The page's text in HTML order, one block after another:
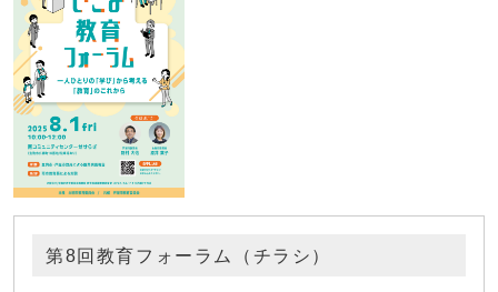
第8回教育フォーラム（チラシ）